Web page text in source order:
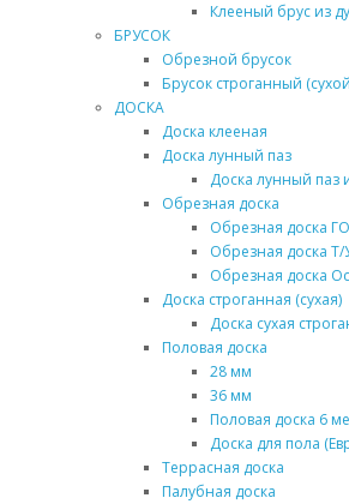
Клееный брус из
БРУСОК
Обрезной брусок
Брусок строганный
ДОСКА
Доска клееная
Доска лунный паз
Доска лунный паз
Обрезная доска
Обрезная доска
Обрезная доска Т/
Обрезная доска
Доска строганная (сухая)
Доска сухая
Половая доска
28 мм
36 мм
Половая доска 6
Доска для пола
Террасная доска
Палубная доска